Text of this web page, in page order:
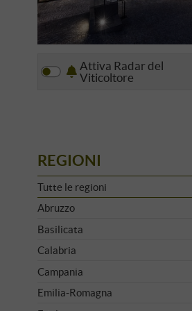
Attiva Radar del
Viticoltore
REGIONI
Tutte le regioni
Abruzzo
Basilicata
Calabria
Campania
Emilia-Romagna